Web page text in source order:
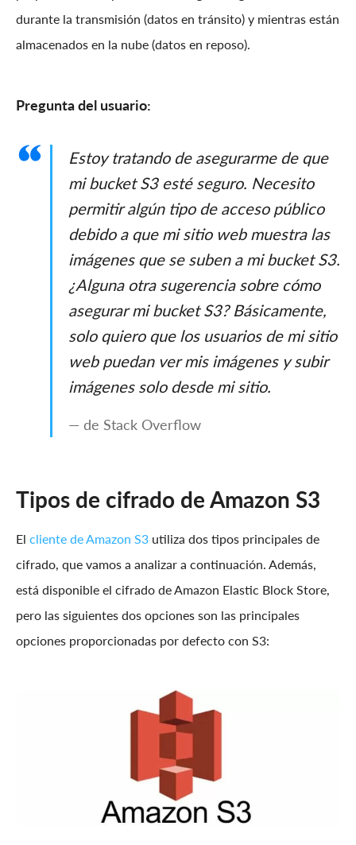
durante la transmisión (datos en tránsito) y mientras están
almacenados en la nube (datos en reposo).
Pregunta del usuario:
Estoy tratando de asegurarme de que
mi bucket S3 esté seguro. Necesito
permitir algún tipo de acceso público
debido a que mi sitio web muestra las
imágenes que se suben a mi bucket S3.
¿Alguna otra sugerencia sobre cómo
asegurar mi bucket S3? Básicamente,
solo quiero que los usuarios de mi sitio
web puedan ver mis imágenes y subir
imágenes solo desde mi sitio.
— de Stack Overflow
Tipos de cifrado de Amazon S3
El cliente de Amazon S3 utiliza dos tipos principales de
cifrado, que vamos a analizar a continuación. Además,
está disponible el cifrado de Amazon Elastic Block Store,
pero las siguientes dos opciones son las principales
opciones proporcionadas por defecto con S3: